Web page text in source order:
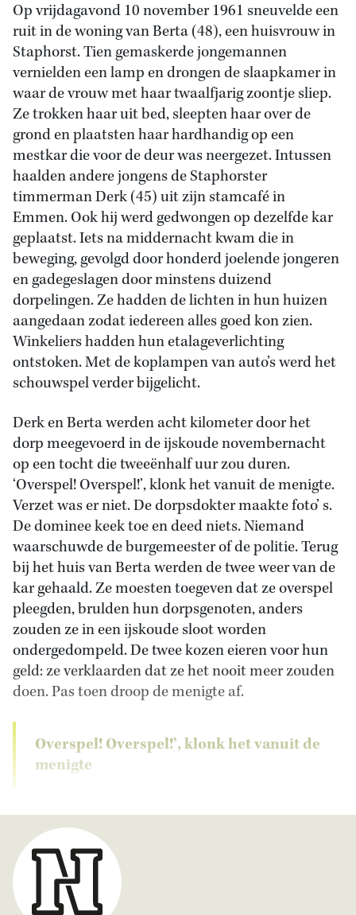
Op vrijdagavond 10 november 1961 sneuvelde een
ruit in de woning van Berta (48), een huisvrouw in
Staphorst. Tien gemaskerde jongemannen
vernielden een lamp en drongen de slaapkamer in
waar de vrouw met haar twaalfjarig zoontje sliep.
Ze trokken haar uit bed, sleepten haar over de
grond en plaatsten haar hardhandig op een
mestkar die voor de deur was neergezet. Intussen
haalden andere jongens de Staphorster
timmerman Derk (45) uit zijn stamcafé in
Emmen. Ook hij werd gedwongen op dezelfde kar
geplaatst. Iets na middernacht kwam die in
beweging, gevolgd door honderd joelende jongeren
en gadegeslagen door minstens duizend
dorpelingen. Ze hadden de lichten in hun huizen
aangedaan zodat iedereen alles goed kon zien.
Winkeliers hadden hun etalageverlichting
ontstoken. Met de koplampen van auto’s werd het
schouwspel verder bijgelicht.
Derk en Berta werden acht kilometer door het
dorp meegevoerd in de ijskoude novembernacht
op een tocht die tweeënhalf uur zou duren.
‘Overspel! Overspel!’, klonk het vanuit de menigte.
Verzet was er niet. De dorpsdokter maakte foto’ s.
De dominee keek toe en deed niets. Niemand
waarschuwde de burgemeester of de politie. Terug
bij het huis van Berta werden de twee weer van de
kar gehaald. Ze moesten toegeven dat ze overspel
pleegden, brulden hun dorpsgenoten, anders
zouden ze in een ijskoude sloot worden
ondergedompeld. De twee kozen eieren voor hun
geld: ze verklaarden dat ze het nooit meer zouden
doen. Pas toen droop de menigte af.
Overspel! Overspel!’, klonk het vanuit de
menigte